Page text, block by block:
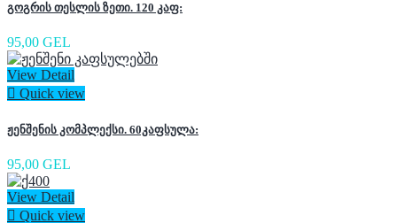
გოგრის თესლის ზეთი. 120 კაფ:
95,00 GEL
View Detail
 Quick view
ჟენშენის კომპლექსი. 60კაფსულა:
95,00 GEL
View Detail
 Quick view